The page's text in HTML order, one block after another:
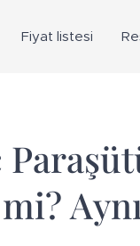
Fiyat listesi